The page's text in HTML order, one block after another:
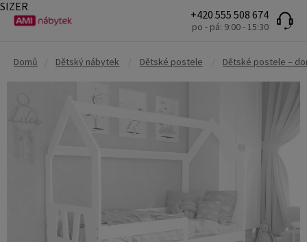
+420 555 508 674
po - pá: 9:00 - 15:30
Domů Dětský nábytek Dětské postele Dětské postele –
SIZER